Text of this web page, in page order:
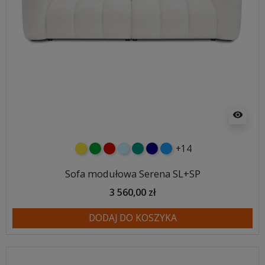
visibility
żółtyzielonyczerwony
błękitnyturkusowy
granatowy
niebieski
+14
Sofa modułowa Serena SL+SP
3 560,00 zł
DODAJ DO KOSZYKA